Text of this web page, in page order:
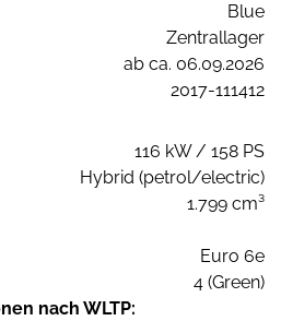
Blue
Zentrallager
ab ca. 06.09.2026
2017-111412
116 kW / 158 PS
Hybrid (petrol/electric)
1.799 cm³
Euro 6e
4 (Green)
nach WLTP: